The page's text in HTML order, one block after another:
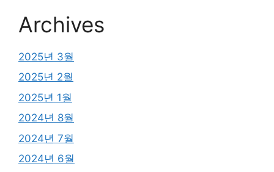
Archives
2025년 3월
2025년 2월
2025년 1월
2024년 8월
2024년 7월
2024년 6월